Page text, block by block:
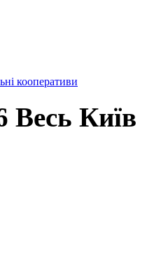
кооперативи
Весь Київ